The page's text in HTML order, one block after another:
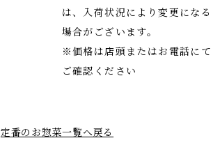
は、入荷状況により変更になる
場合がございます。
※価格は店頭またはお電話にて
ご確認ください
定番のお惣菜一覧へ戻る